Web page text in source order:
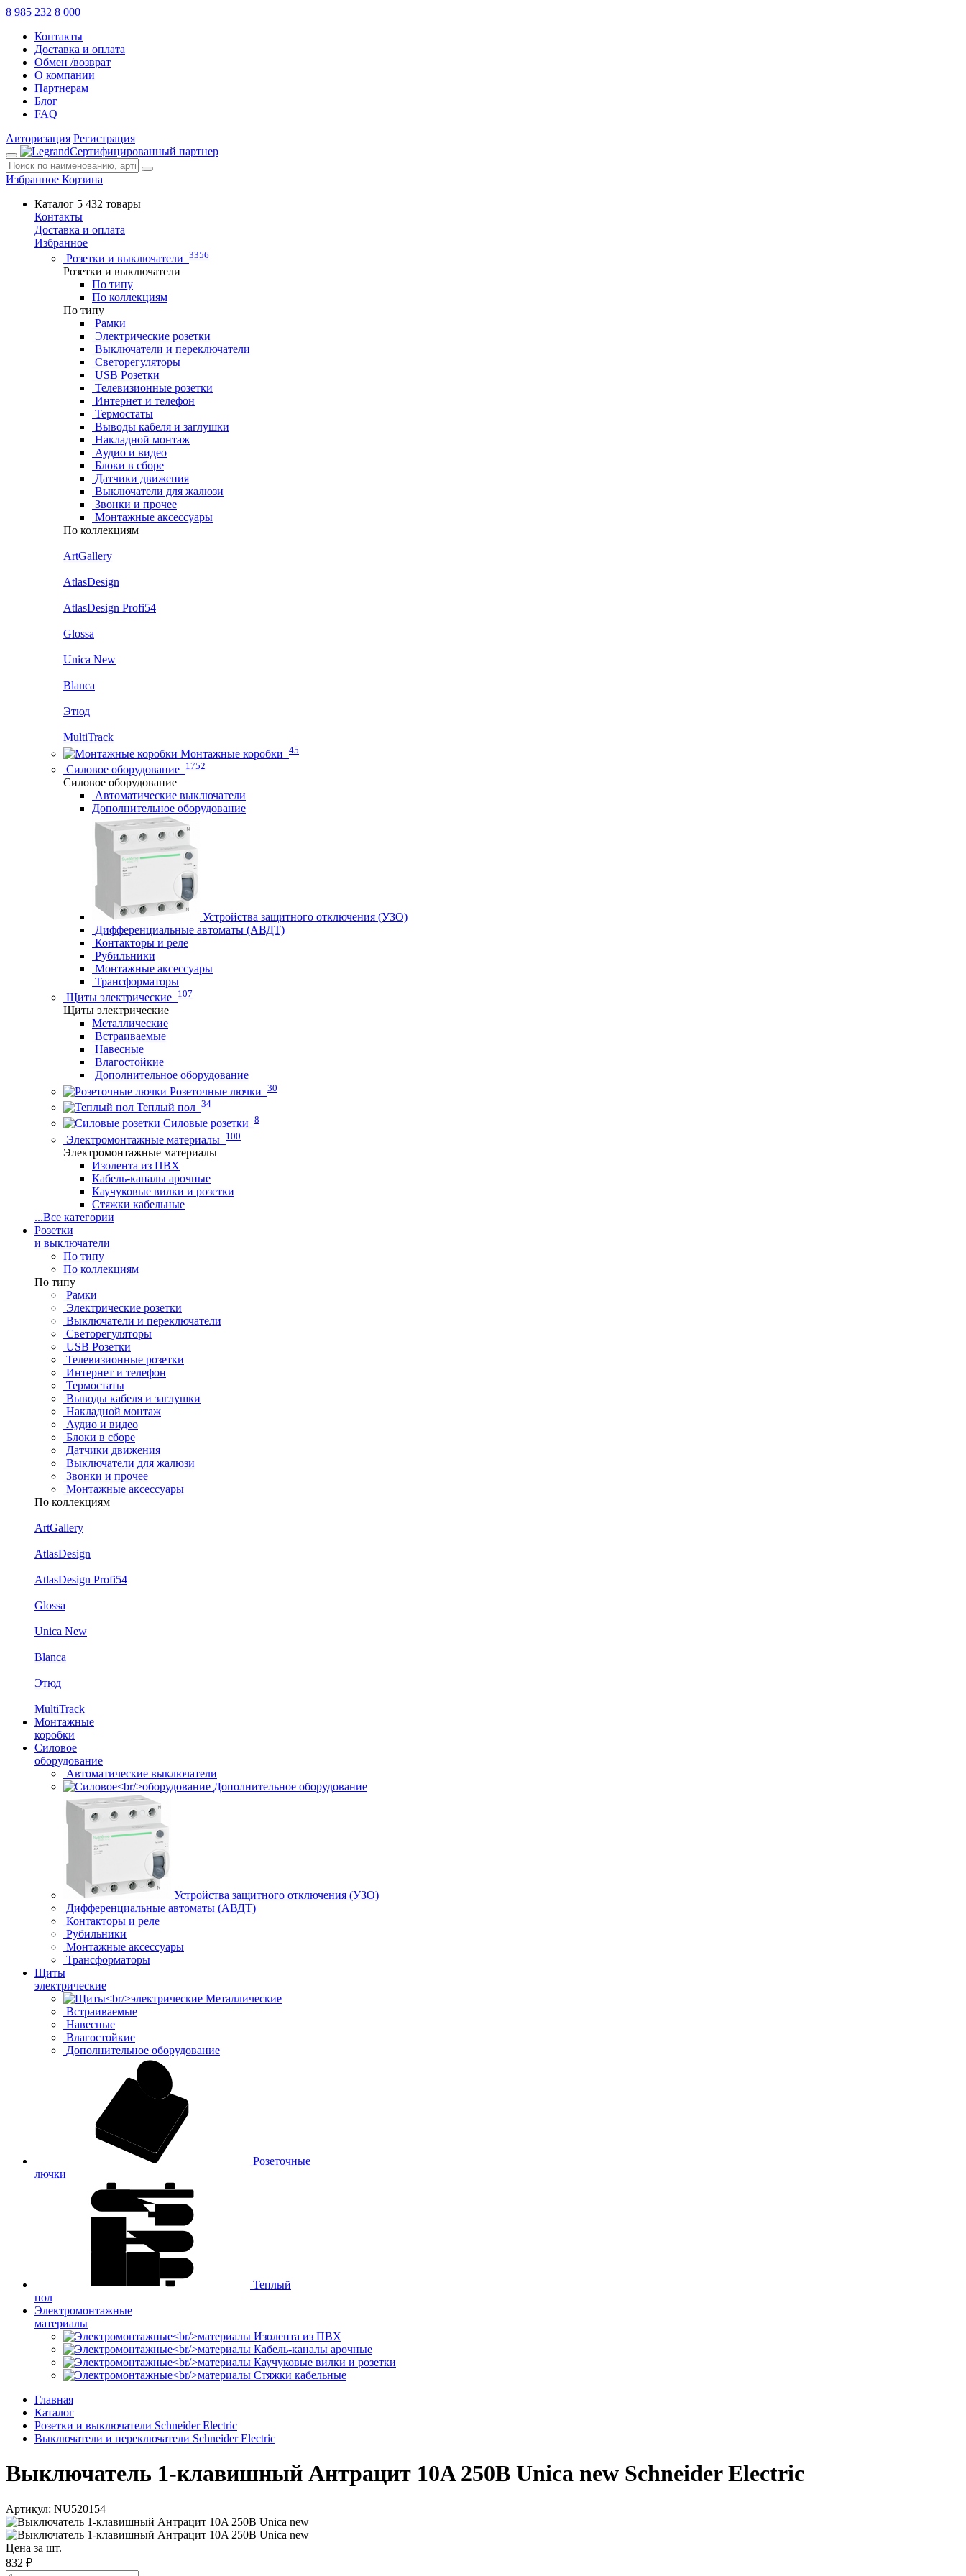
8 985 232 8 000
Контакты
Доставка и оплата
Обмен /возврат
О компании
Партнерам
Блог
FAQ
Авторизация Регистрация
Сертифицированный партнер
Избранное Корзина
Каталог 5 432 товары
Контакты
Доставка и оплата
Избранное
Розетки и выключатели 3356
Розетки и выключатели
По типу
По коллекциям
По типу
Рамки
Электрические розетки
Выключатели и переключатели
Светорегуляторы
USB Розетки
Телевизионные розетки
Интернет и телефон
Термостаты
Выводы кабеля и заглушки
Накладной монтаж
Аудио и видео
Блоки в сборе
Датчики движения
Выключатели для жалюзи
Звонки и прочее
Монтажные аксессуары
По коллекциям
ArtGallery
AtlasDesign
AtlasDesign Profi54
Glossa
Unica New
Blanca
Этюд
MultiTrack
Монтажные коробки 45
Силовое оборудование 1752
Силовое оборудование
Автоматические выключатели
Дополнительное оборудование
Устройства защитного отключения (УЗО)
Дифференциальные автоматы (АВДТ)
Контакторы и реле
Рубильники
Монтажные аксессуары
Трансформаторы
Щиты электрические 107
Щиты электрические
Металлические
Встраиваемые
Навесные
Влагостойкие
Дополнительное оборудование
Розеточные лючки 30
Теплый пол 34
Силовые розетки 8
Электромонтажные материалы 100
Электромонтажные материалы
Изолента из ПВХ
Кабель-каналы арочные
Каучуковые вилки и розетки
Стяжки кабельные
...Все категории
Розетки
и выключатели
По типу
По коллекциям
По типу
Рамки
Электрические розетки
Выключатели и переключатели
Светорегуляторы
USB Розетки
Телевизионные розетки
Интернет и телефон
Термостаты
Выводы кабеля и заглушки
Накладной монтаж
Аудио и видео
Блоки в сборе
Датчики движения
Выключатели для жалюзи
Звонки и прочее
Монтажные аксессуары
По коллекциям
ArtGallery
AtlasDesign
AtlasDesign Profi54
Glossa
Unica New
Blanca
Этюд
MultiTrack
Монтажные
коробки
Силовое
оборудование
Автоматические выключатели
Дополнительное оборудование
Устройства защитного отключения (УЗО)
Дифференциальные автоматы (АВДТ)
Контакторы и реле
Рубильники
Монтажные аксессуары
Трансформаторы
Щиты
электрические
Металлические
Встраиваемые
Навесные
Влагостойкие
Дополнительное оборудование
Розеточные
лючки
Теплый
пол
Электромонтажные
материалы
Изолента из ПВХ
Кабель-каналы арочные
Каучуковые вилки и розетки
Стяжки кабельные
Главная
Каталог
Розетки и выключатели Schneider Electric
Выключатели и переключатели Schneider Electric
Выключатель 1-клавишный Антрацит 10A 250В Unica new Schneider Electric
Артикул: NU520154
Цена за шт.
832 ₽